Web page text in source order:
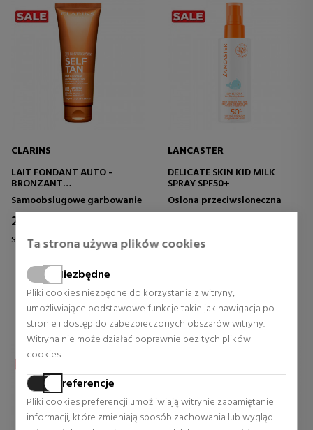
Ta strona używa plików cookies
Niezbędne
Pliki cookies niezbędne do korzystania z witryny,
umożliwiające podstawowe funkcje takie jak nawigacja po
stronie i dostęp do zabezpieczonych obszarów witryny.
Witryna nie może działać poprawnie bez tych plików
cookies.
Preferencje
Pliki cookies preferencji umożliwiają witrynie zapamiętanie
informacji, które zmieniają sposób zachowania lub wygląd
CLARINS
LAIT FONDANT AUTO -
BRONZANT
SAMOOPALAJĄCE MLECZKO
SOLARNE
Samoobslugowe garbowanie
20,97 €
Stała cena 37,06 €
LANCASTER
DELICATE SKIN KID MILK
SPRAY SPF50+
Oslona przeciwsloneczna
Ochraniacz karoserii
27,57 €